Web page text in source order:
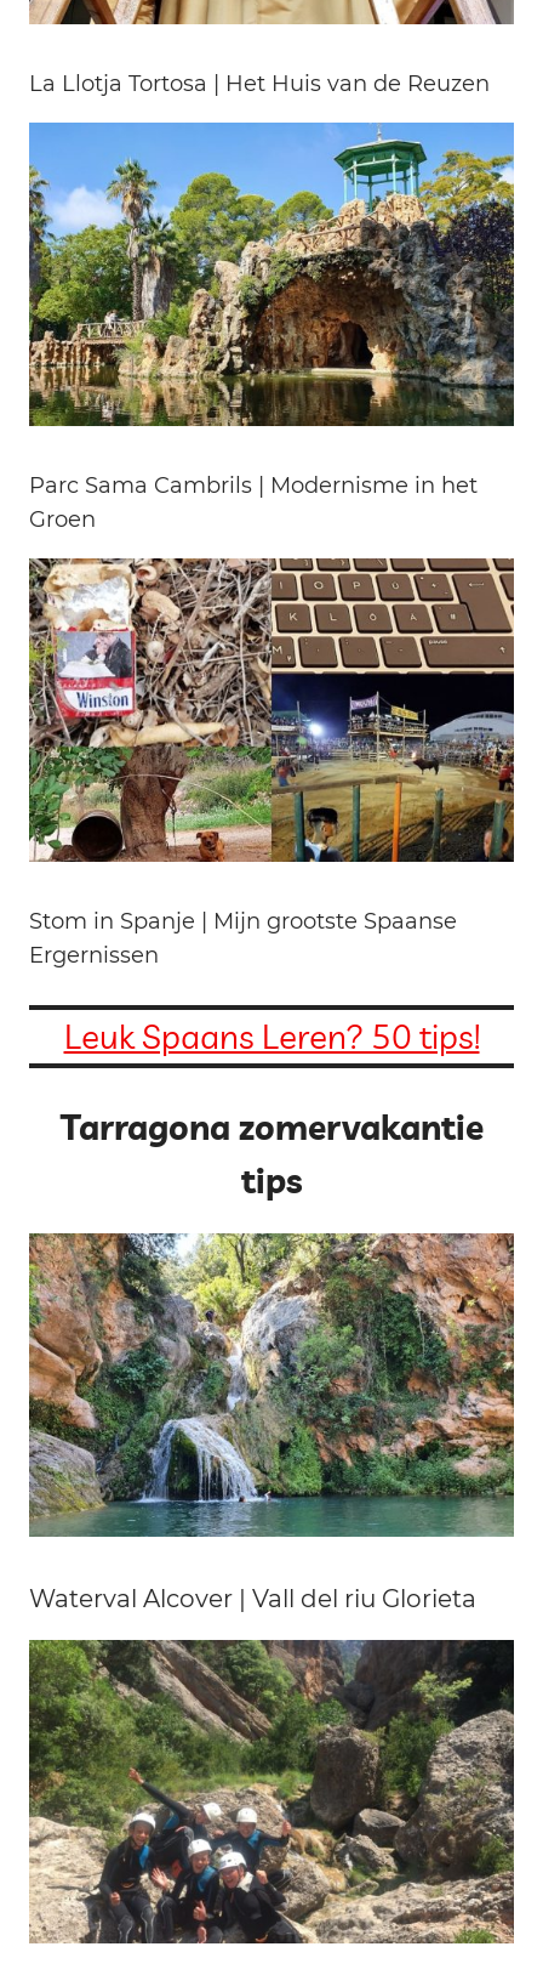
La Llotja Tortosa | Het Huis van de Reuzen
Parc Sama Cambrils | Modernisme in het
Groen
Stom in Spanje | Mijn grootste Spaanse
Ergernissen
Leuk Spaans Leren? 50 tips!
Tarragona zomervakantie
tips
Waterval Alcover | Vall del riu Glorieta